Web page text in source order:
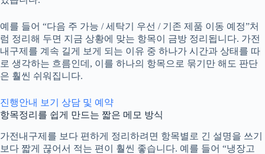
예를 들어 “다음 주 가능 / 세탁기 우선 / 기존 제품 이동 예정”처
럼 정리해 두면 지금 상황에 맞는 항목이 금방 정리됩니다. 가전
내구제를 계속 길게 보게 되는 이유 중 하나가 시간과 상태를 따
로 생각하는 흐름인데, 이를 하나의 항목으로 묶기만 해도 판단
은 훨씬 쉬워집니다.
진행안내 보기
상담 및 예약
항목정리를 쉽게 만드는 짧은 메모 방식
가전내구제 를 보다 편하게 정리하려면 항목별로 긴 설명을 쓰기
보다 짧게 끊어서 적는 편이 훨씬 좋습니다. 예를 들어 “냉장고